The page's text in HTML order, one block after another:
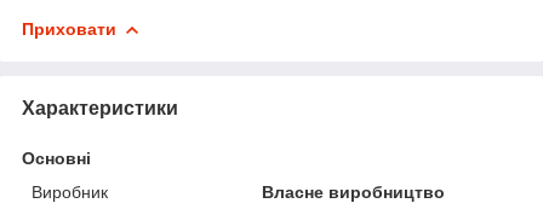
Приховати
Характеристики
Основні
Виробник
Власне виробництво